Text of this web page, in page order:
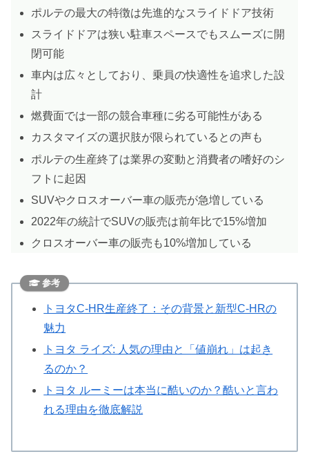
ポルテの最大の特徴は先進的なスライドドア技術
スライドドアは狭い駐車スペースでもスムーズに開
閉可能
車内は広々としており、乗員の快適性を追求した設
計
燃費面では一部の競合車種に劣る可能性がある
カスタマイズの選択肢が限られているとの声も
ポルテの生産終了は業界の変動と消費者の嗜好のシ
フトに起因
SUVやクロスオーバー車の販売が急増している
2022年の統計でSUVの販売は前年比で15%増加
クロスオーバー車の販売も10%増加している
参考
トヨタC-HR生産終了：その背景と新型C-HRの
魅力
トヨタ ライズ: 人気の理由と「値崩れ」は起き
るのか？
トヨタ ルーミーは本当に酷いのか？酷いと言わ
れる理由を徹底解説